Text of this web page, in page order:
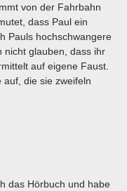
von der Fahrbahn
dass Paul ein
Pauls hochschwangere
nicht glauben, dass ihr
auf eigene Faust.
die sie zweifeln
das Hörbuch und habe